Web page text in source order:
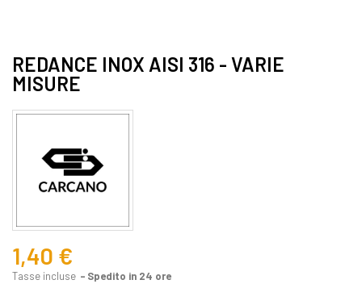
REDANCE INOX AISI 316 - VARIE
MISURE
1,40 €
Tasse incluse Spedito in 24 ore